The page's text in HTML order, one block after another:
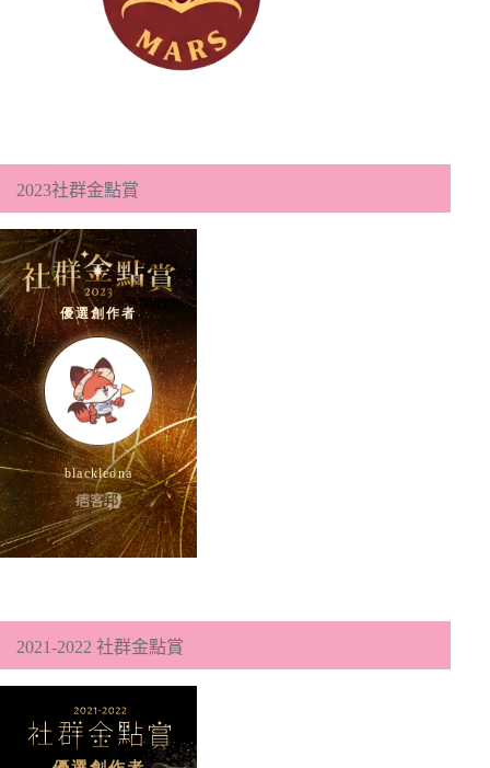
2023社群金點賞
2021-2022 社群金點賞